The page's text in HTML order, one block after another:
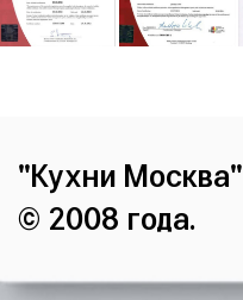
"Кухни Москва"
© 2008 года.